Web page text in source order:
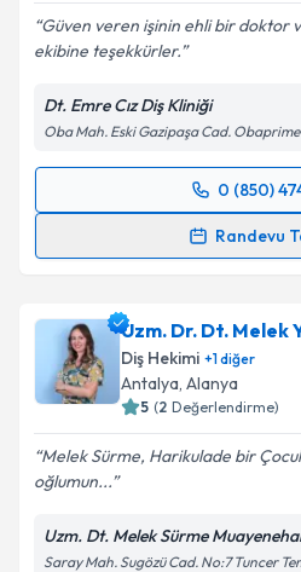
Güven veren işinin ehli bir doktor
ekibine teşekkürler.
Dt. Emre Cız Diş Kliniği
Oba Mah. Eski Gazipaşa Cad.
0 (850)
Randevu
Randevu Takvimi
hazırlandığında e-posta ile
E-posta Adresiniz
kapsamda işlenmesini
Uzm. Dr. Dt. Melek
Diş Hekimi +1diğer
Antalya, Alanya
5 (2 Değerlendirme)
Melek Sürme, Harikulade bir
oğlumun...
Uzm. Dt. Melek Sürme
Saray Mah. Sugözü Cad. No:7 Tuncer